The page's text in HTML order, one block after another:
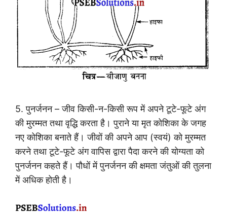
5. पुनर्जनन – जीव किसी-न-किसी रूप में अपने टूटे-फूटे अंग
की मुरम्मत तथा वृद्धि करता है। पुराने या मृत कोशिका के जगह
नए कोशिका बनाते हैं। जीवों की अपने आप (स्वयं) को मुरम्मत
करने तथा टूटे-फूटे अंग वापिस द्वारा पैदा करने की योग्यता को
पुनर्जनन कहते हैं। पौधों में पुनर्जनन की क्षमता जंतुओं की तुलना
में अधिक होती है।